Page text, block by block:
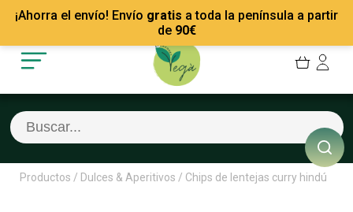
¡Ahorra el envío! Envío gratis a toda la península a partir
de 90€
Mis Pedidos
Mis favoritos
Cerrar sesión
Recetas
Empresas
Contacto
Productos / Dulces & Aperitivos / Chips de lentejas curry hindú